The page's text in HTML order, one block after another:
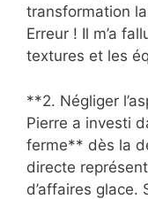
transformation
Erreur ! Il m’a
textures et les
**2. Négliger
Pierre a investi
ferme** dès la
directe
d’affaires glace.